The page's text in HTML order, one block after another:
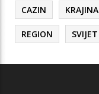
CAZIN KRAJINA
REGION SVIJET